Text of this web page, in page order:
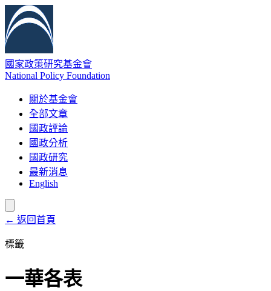
國家政策研究基金會
National Policy Foundation
關於基金會
全部文章
國政評論
國政分析
國政研究
最新消息
English
← 返回首頁
標籤
一華各表